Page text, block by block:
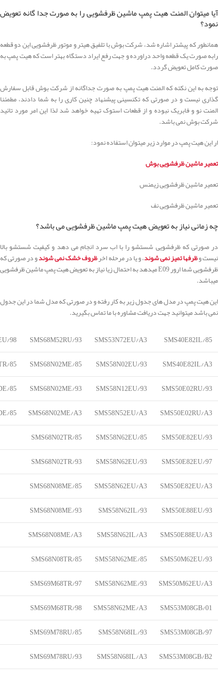
آیا میتوان المنت هیت پمپ ماشین ظرفشویی را به صورت جدا گانه تعویض
نمود؟
همانطور که پیشتر اشاره شد، شرکت بوش با تلفیق هیتر و موتور ظرفشویی این دو قطعه
رابه صورت یک قطعه واحد دراورده و جهت رفع ایراد دستگاه بهتر است که هیت پمپ به
صورت کامل تعویض گردد.
توجه به این نکته که المنت هیت پمپ به صورت جداگانه از شرکت بوش قابل سفارش
گذاری نیست و در صورتی که تکنسینی پیشنهاد چنین کاری را به شما دادند، مطمئنا
المنت نو و فابریک نبوده و از قطعات استوک تهیه خواهد شد لذا این امر مورد تائید
شرکت بوش نمی باشد.
ار این هیت پمپ در موارد زیر میتوان استفاده نمود:
تعمیر ماشین ظرفشویی بوش
تعمیر ماشین ظرفشویی زیمنس
تعمیر ماشین ظرفشویی نف
چه زمانی نیاز به تعویض هیت پمپ ماشین ظرفشویی می باشد؟
در صورتی که ظرفشویی شستشو را با اب سرد انجام می دهد و کیفیت شستشو بالا
نیست وظرفها تمیز نمی شوند، و یا در مرحله اخرظروف خشک نمی شوندو در صورتی که
ظرفشویی شما ارور E09 میدهد به احتمال زیا نیاز به تعویض هیت پمپ ماشین ظرفشویی
میباشد.
این هیت پمپ در مدل های جدول زیر به کار رفته و در صورتی که مدل شما در این جدول
نمی باشد میتوانید جهت دریافت مشاوره با ما تماس بگیرید.
SMS40E82IL/85
SMS53N72EU/A3
SMS68M52RU/93
98
SMS40E82IL/A3
SMS58N02EU/93
SMS68N02ME/85
85
SMS50E02RU/93
SMS58N12EU/93
SMS68N02ME/93
85
SMS50E02RU/A3
SMS58N52EU/A3
SMS68N02ME/A3
85
SMS50E82EU/93
SMS58N62EU/85
SMS68N02TR/85
SMS50E82EU/97
SMS58N62EU/93
SMS68N02TR/93
SMS50E82EU/A3
SMS58N62EU/A3
SMS68N08ME/85
SMS50E88EU/93
SMS58N62IL/93
SMS68N08ME/93
SMS50E88EU/A3
SMS58N62IL/A3
SMS68N08ME/A3
SMS50M62EU/93
SMS58N62ME/85
SMS68N08TR/85
SMS50M62EU/A3
SMS58N62ME/93
SMS69M68TR/97
SMS53M08GB/01
SMS58N62ME/A3
SMS69M68TR/98
SMS53M08GB/97
SMS58N68IL/93
SMS69M78RU/85
SMS53M08GB/B2
SMS58N68IL/A3
SMS69M78RU/93